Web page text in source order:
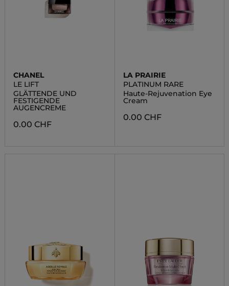
CHANEL
LE LIFT
GLÄTTENDE UND
FESTIGENDE
AUGENCREME
0.00 CHF
LA PRAIRIE
PLATINUM RARE
Haute-Rejuvenation Eye
Cream
0.00 CHF